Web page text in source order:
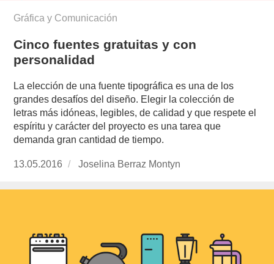
Gráfica y Comunicación
Cinco fuentes gratuitas y con
personalidad
La elección de una fuente tipográfica es una de los
grandes desafíos del diseño. Elegir la colección de
letras más idóneas, legibles, de calidad y que respete el
espíritu y carácter del proyecto es una tarea que
demanda gran cantidad de tiempo.
Publicado
13.05.2016
https://www.experimenta.es/author/joselina-
Joselina Berraz Montyn